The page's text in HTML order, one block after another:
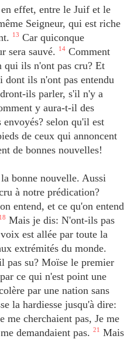
effet, entre le Juif et le
Seigneur, qui est riche
13 Car quiconque
sera sauvé.
14 Comment
ils n'ont pas cru? Et
ils n'ont pas entendu
ils parler, s'il n'y a
y aura-t-il des
envoyés? selon qu'il est
de ceux qui annoncent
de bonnes nouvelles!
bonne nouvelle. Aussi
à notre prédication?
entend, et ce qu'on entend
18 Mais je dis: N'ont-ils pas
est allée par toute la
extrémités du monde.
pas su? Moïse le premier
ce qui n'est point une
par une nation sans
la hardiesse jusqu'à dire:
me cherchaient pas, Je me
demandaient pas. 21
Mais